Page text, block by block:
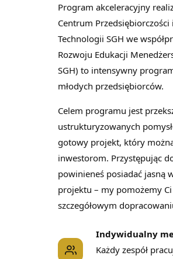
Program akceleracyjny
Centrum Przedsiębiorczości
Technologii SGH we
Rozwoju Edukacji
SGH) to intensywny
młodych przedsiębiorców.
Celem programu jest
ustrukturyzowanych
gotowy projekt, który
inwestorom. Przystępując
powinieneś posiadać jasną
projektu – my pomożemy
szczegółowym
Indywidualny
Każdy zespół